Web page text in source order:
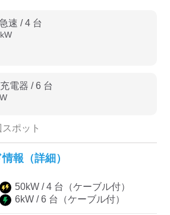
示
示
ンジ
表示
日産ディーラーを表示
速 /4 台
kW
電器 /6 台
スポット
報（詳細）
50kW /4 台
（ケーブル付）
6kW /6 台 （ケーブル付）